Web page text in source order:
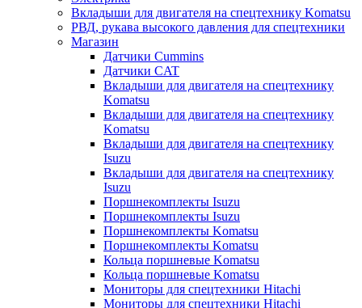
Вкладыши для двигателя на спецтехнику Komatsu
РВД, рукава высокого давления для спецтехники
Магазин
Датчики Cummins
Датчики CAT
Вкладыши для двигателя на спецтехнику
Komatsu
Вкладыши для двигателя на спецтехнику
Komatsu
Вкладыши для двигателя на спецтехнику
Isuzu
Вкладыши для двигателя на спецтехнику
Isuzu
Поршнекомплекты Isuzu
Поршнекомплекты Isuzu
Поршнекомплекты Komatsu
Поршнекомплекты Komatsu
Кольца поршневые Komatsu
Кольца поршневые Komatsu
Мониторы для спецтехники Hitachi
Мониторы для спецтехники Hitachi